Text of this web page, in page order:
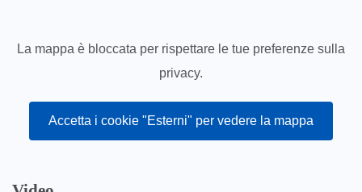
La mappa è bloccata per rispettare le tue preferenze sulla
privacy.
Accetta i cookie "Esterni" per vedere la mappa